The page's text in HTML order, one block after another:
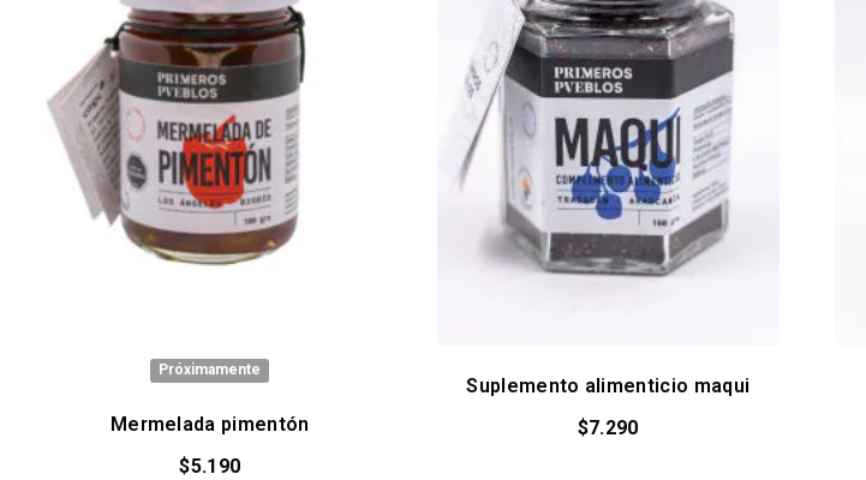
Próximamente
Mermelada pimentón
$5.190
Suplemento alimenticio maqui
$7.290